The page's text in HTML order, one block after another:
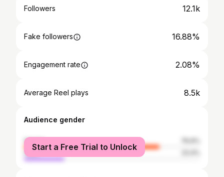
Followers 12.1k
Fake followers 16.88%
Engagement rate 2.08%
Average Reel plays 8.5k
Audience gender
female
male
Start a Free Trial to Unlock